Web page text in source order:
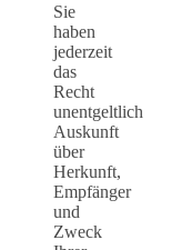
Sie
haben
jederzeit
das
Recht
unentgeltlich
Auskunft
über
Herkunft,
Empfänger
und
Zweck